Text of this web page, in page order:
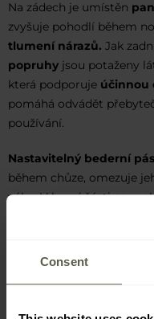
Consent
Na zádech je umístěn
zvyšuje pohodlí během
tlumení nárazů. Jak
popruhy jsou potaženy
která podporuje účinnou
pomáhá odvádět
používání.
Nastavitelný bederní pás
během chůze, omezuje
váhy. V horní části se
umožňuje snadné